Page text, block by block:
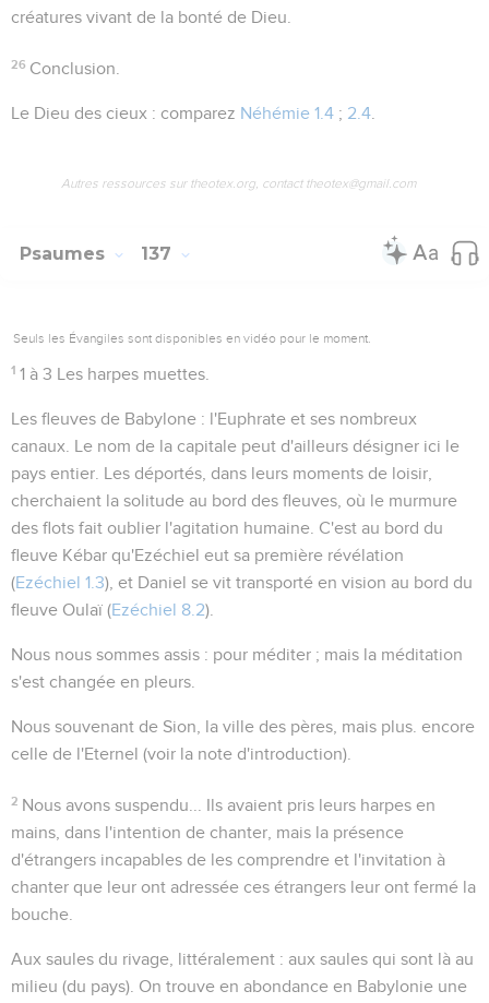
créatures vivant de la bonté de Dieu.
26 Conclusion.
Le Dieu des cieux : comparez Néhémie 1.4 ; 2.4
Autres ressources sur theotex.org, contact theotex@gmail.com
Psaumes 137
Seuls les Évangiles sont disponibles en vidéo pour le moment.
1 1 à 3 Les harpes muettes.
Les fleuves de Babylone : l'Euphrate et ses nombreux
canaux. Le nom de la capitale peut d'ailleurs désigner ici le
pays entier. Les déportés, dans leurs moments de loisir,
cherchaient la solitude au bord des fleuves, où le murmure
des flots fait oublier l'agitation humaine. C'est au bord du
fleuve Kébar qu'Ezéchiel eut sa première révélation
(Ezéchiel 1.3), et Daniel se vit transporté en vision au bord du
fleuve Oulaï (Ezéchiel 8.2).
Nous nous sommes assis : pour méditer ; mais la méditation
s'est changée en pleurs.
Nous souvenant de Sion , la ville des pères, mais plus. encore
celle de l'Eternel (voir la note d'introduction).
2 Nous avons suspendu...
Ils avaient pris leurs harpes en
mains, dans l'intention de chanter, mais la présence
d'étrangers incapables de les comprendre et l'invitation à
chanter que leur ont adressée ces étrangers leur ont fermé la
bouche.
Aux saules du rivage , littéralement : aux saules qui sont là au
milieu (du pays). On trouve en abondance en Babylonie une